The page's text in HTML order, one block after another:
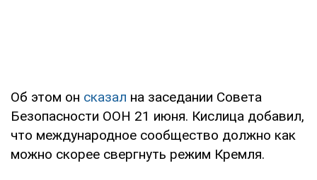
Об этом он сказал на заседании Совета
Безопасности ООН 21 июня. Кислица добавил,
что международное сообщество должно как
можно скорее свергнуть режим Кремля.